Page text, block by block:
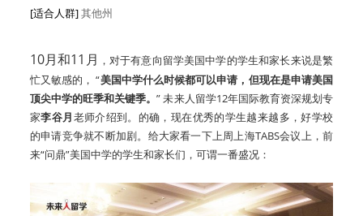
[适合人群]其他州
10月和11月 ，对于有意向留学美国中学的学生和家长来说是繁
忙又敏感的， “美国中学什么时候都可以申请，但现在是申请美国
顶尖中学的旺季和关键季。” 未来人留学12年国际教育资深规划专
家李谷月老师介绍到。的确，现在优秀的学生越来越多，好学校
的申请竞争就不断加剧。给大家看一下上周上海TABS会议上，前
来“问鼎”美国中学的学生和家长们，可谓一番盛况：